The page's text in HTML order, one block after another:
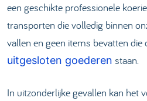
een geschikte professionele
transporten die volledig binnen
vallen en geen items bevatten die
uitgesloten goederen staan.
In uitzonderlijke gevallen kan het